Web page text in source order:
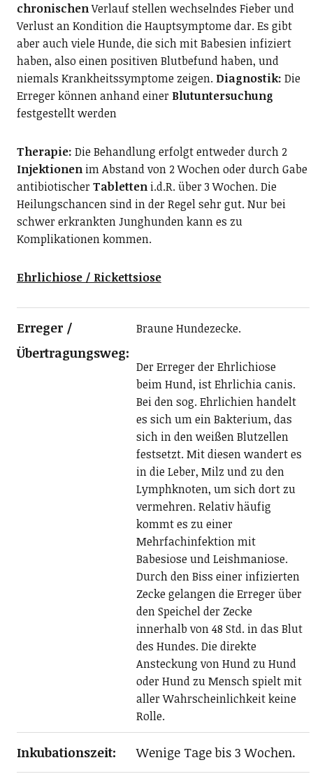
chronischenVerlauf stellen wechselndes Fieber und
Verlust an Kondition die Hauptsymptome dar. Es gibt
aber auch viele Hunde, die sich mit Babesien infiziert
haben, also einen positiven Blutbefund haben, und
niemals Krankheitssymptome zeigen. Diagnostik: Die
Erreger können anhand einer Blutuntersuchung
festgestellt werden
Therapie: Die Behandlung erfolgt entweder durch 2
Injektionen im Abstand von 2 Wochen oder durch Gabe
antibiotischerTabletten i.d.R. über 3 Wochen. Die
Heilungschancen sind in der Regel sehr gut. Nur bei
schwer erkrankten Junghunden kann es zu
Komplikationen kommen.
Ehrlichiose / Rickettsiose
Erreger /
Übertragungsweg:
Braune Hundezecke.
Der Erreger der Ehrlichiose
beim Hund, ist Ehrlichia canis.
Bei den sog. Ehrlichien handelt
es sich um ein Bakterium, das
sich in den weißen Blutzellen
festsetzt. Mit diesen wandert es
in die Leber, Milz und zu den
Lymphknoten, um sich dort zu
vermehren. Relativ häufig
kommt es zu einer
Mehrfachinfektion mit
Babesiose und Leishmaniose.
Durch den Biss einer infizierten
Zecke gelangen die Erreger über
den Speichel der Zecke
innerhalb von 48 Std. in das Blut
des Hundes. Die direkte
Ansteckung von Hund zu Hund
oder Hund zu Mensch spielt mit
aller Wahrscheinlichkeit keine
Rolle.
Inkubationszeit: Wenige Tage bis 3 Wochen.